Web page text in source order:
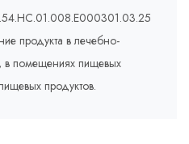
продукта в лечебно-
в помещениях пищевых
продуктов.